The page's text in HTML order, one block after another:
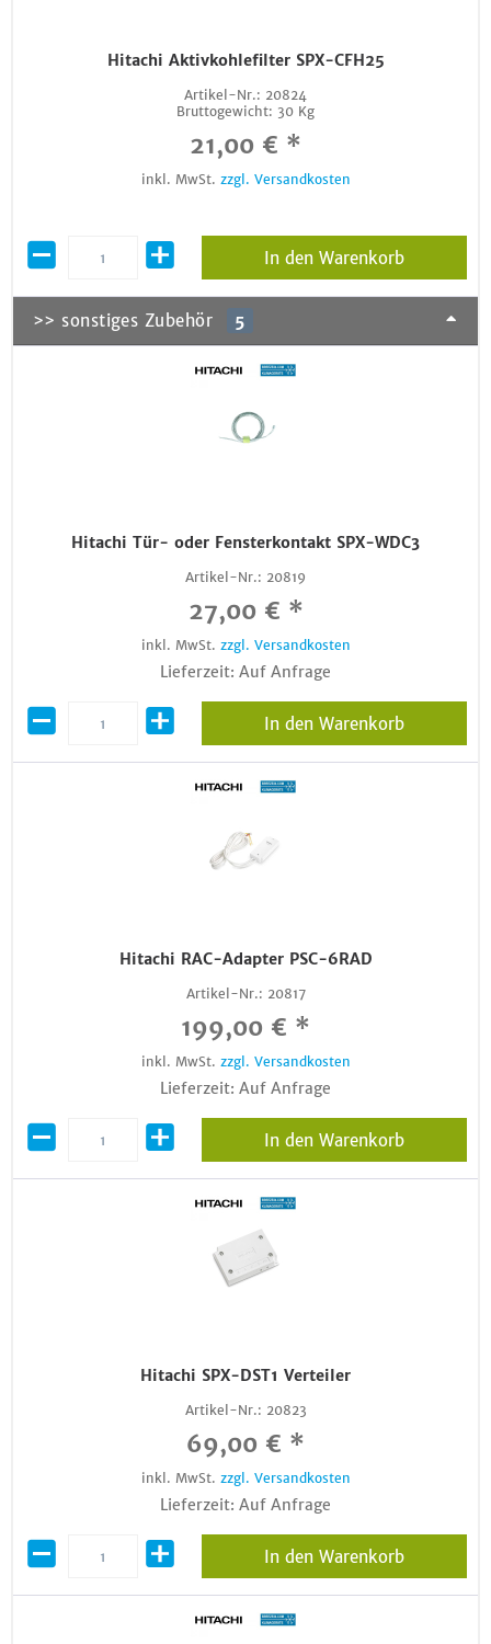
Hitachi Aktivkohlefilter SPX-CFH25
Artikel-Nr.: 20824
Bruttogewicht: 30 Kg
21,00 € *
inkl. MwSt. zzgl. Versandkosten
In den Warenkorb
>> sonstiges Zubehör 5
Hitachi Tür- oder Fensterkontakt SPX-WDC3
Artikel-Nr.: 20819
27,00 € *
inkl. MwSt. zzgl. Versandkosten
Lieferzeit: Auf Anfrage
In den Warenkorb
Hitachi RAC-Adapter PSC-6RAD
Artikel-Nr.: 20817
199,00 € *
inkl. MwSt. zzgl. Versandkosten
Lieferzeit: Auf Anfrage
In den Warenkorb
Hitachi SPX-DST1 Verteiler
Artikel-Nr.: 20823
69,00 € *
inkl. MwSt. zzgl. Versandkosten
Lieferzeit: Auf Anfrage
In den Warenkorb